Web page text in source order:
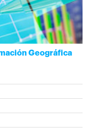
Geográfica